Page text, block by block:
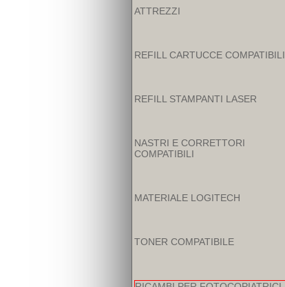
ATTREZZI
REFILL CARTUCCE COMPATIBILI
REFILL STAMPANTI LASER
NASTRI E CORRETTORI
COMPATIBILI
MATERIALE LOGITECH
TONER COMPATIBILE